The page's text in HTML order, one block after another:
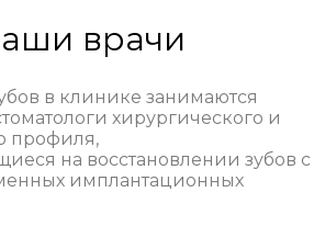
врачи
в клинике занимаются
хирургического и
профиля,
на восстановлении зубов с
имплантационных